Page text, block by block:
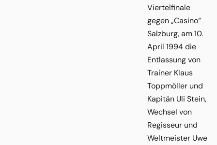
Viertelfinale
gegen „Casino“
Salzburg, am 10.
April 1994 die
Entlassung von
Trainer Klaus
Toppmöller und
Kapitän Uli Stein,
Wechsel von
Regisseur und
Weltmeister Uwe